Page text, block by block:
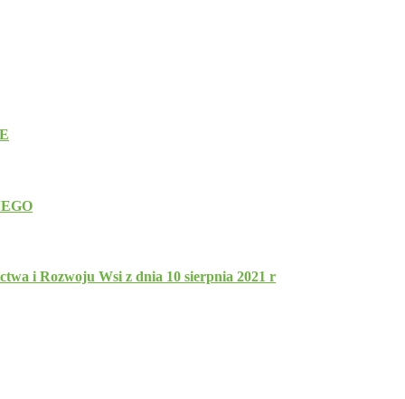
i Rozwoju Wsi z dnia 10 sierpnia 2021 r